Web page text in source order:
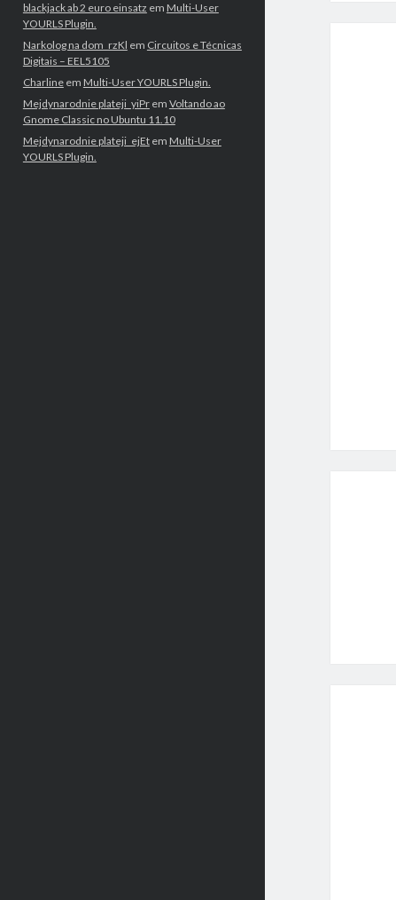
blackjack ab 2 euro einsatz em Multi-User
YOURLS Plugin.
Narkolog na dom_rzKl em Circuitos e Técnicas
Digitais – EEL5105
Charlineem Multi-User YOURLS Plugin.
Mejdynarodnie plateji_yiPrem Voltando ao
Gnome Classic no Ubuntu 11.10
Mejdynarodnie plateji_ejEtem Multi-User
YOURLS Plugin.